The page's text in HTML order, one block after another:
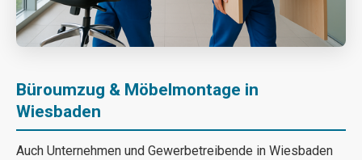
Büroumzug & Möbelmontage in
Wiesbaden
Auch Unternehmen und Gewerbetreibende in Wiesbaden